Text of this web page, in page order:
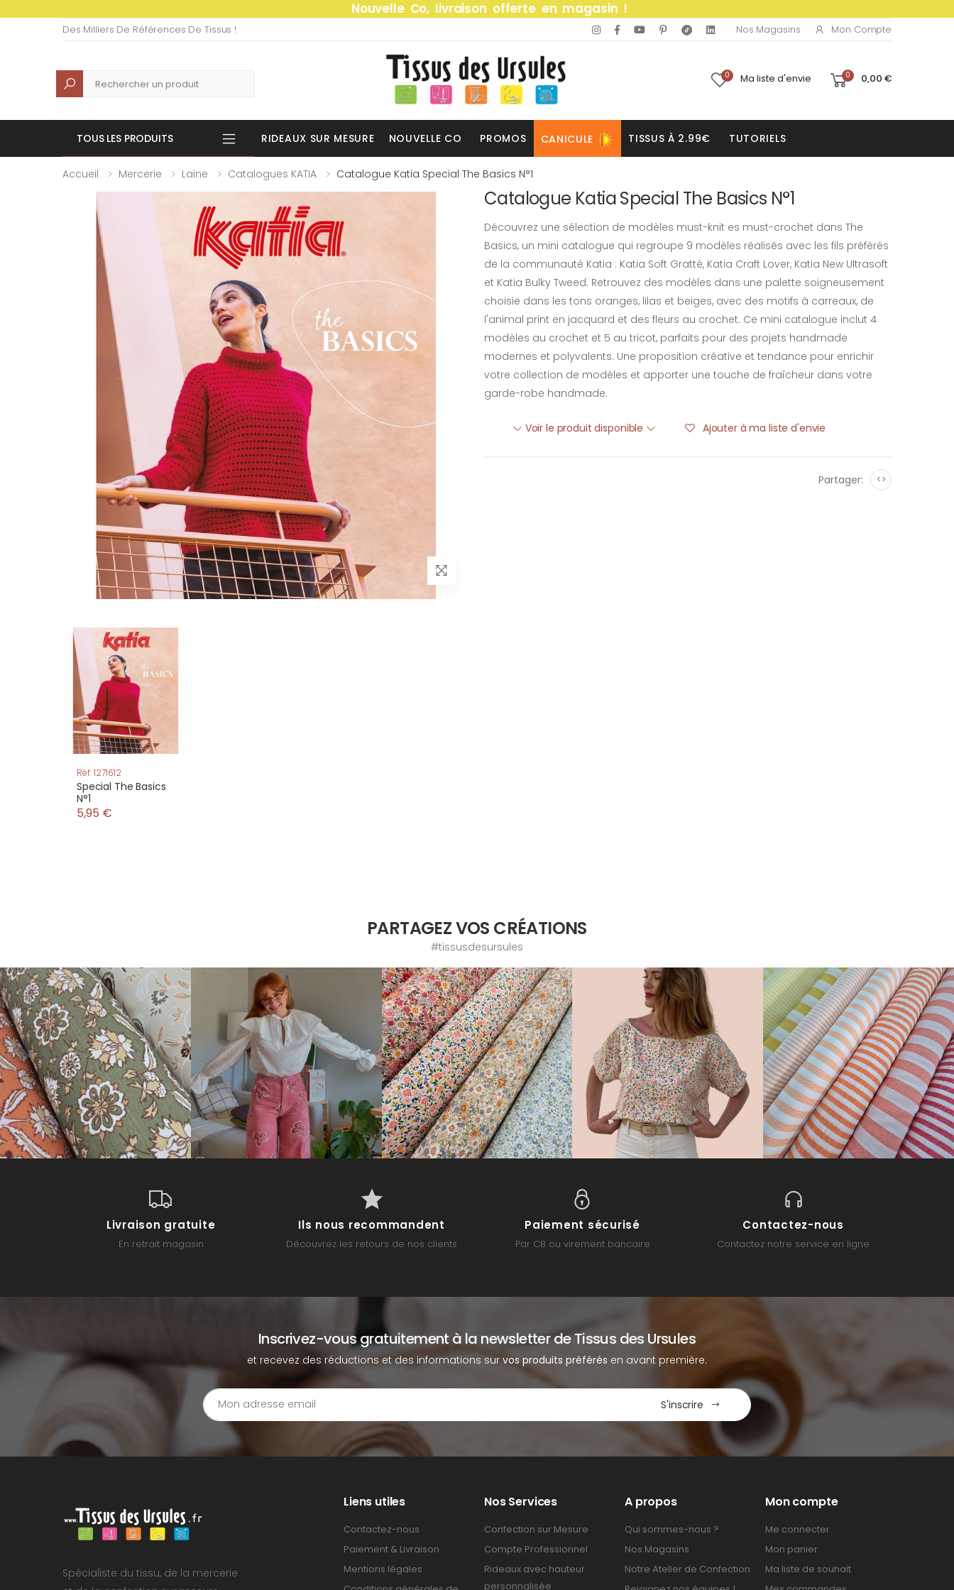
Nouvelle Co, livraison offerte en magasin !
Des Milliers De Références De Tissus ! Nos Magasins Mon Compte
Recherche 0 Ma liste d'envie 0 0,00 €
TOUS LES PRODUITS RIDEAUX SUR MESURE NOUVELLE CO PROMOS CANICULE TISSUS À 2.99€ TUTORIELS
Accueil Mercerie Laine Catalogues KATIA Catalogue Katia Special The Basics N°1
Catalogue Katia Special The Basics N°1
Découvrez une sélection de modèles must-knit es must-crochet dans The
Basics, un mini catalogue qui regroupe 9 modèles réalisés avec les fils préférés
de la communauté Katia : Katia Soft Gratté, Katia Craft Lover, Katia New Ultrasoft
et Katia Bulky Tweed. Retrouvez des modèles dans une palette soigneusement
choisie dans les tons oranges, lilas et beiges, avec des motifs à carreaux, de
l'animal print en jacquard et des fleurs au crochet. Ce mini catalogue inclut 4
modèles au crochet et 5 au tricot, parfaits pour des projets handmade
modernes et polyvalents. Une proposition créative et tendance pour enrichir
votre collection de modèles et apporter une touche de fraîcheur dans votre
garde-robe handmade.
Voir le produit disponible Ajouter à ma liste d'envie
Partager: <>
Réf: 1271612
Special The Basics
N°1
5,95 €
PARTAGEZ VOS CRÉATIONS
#tissusdesursules
Livraison gratuite
En retrait magasin
Ils nous recommandent
Découvrez les retours de nos clients
Paiement sécurisé
Par CB ou virement bancaire
Contactez-nous
Contactez notre service en ligne
Inscrivez-vous gratuitement à la newsletter de Tissus des Ursules
et recevez des réductions et des informations survos produits préférés en avant première.
S'inscrire
Spécialiste du tissu, de la mercerie
Liens utiles
Contactez-nous
Paiement & Livraison
Mentions légales
Nos Services
Confection sur Mesure
Compte Professionnel
Rideaux avec hauteur
personnalisée
A propos
Qui sommes-nous ?
Nos Magasins
Notre Atelier de Confection
Mon compte
Me connecter
Mon panier
Ma liste de souhait